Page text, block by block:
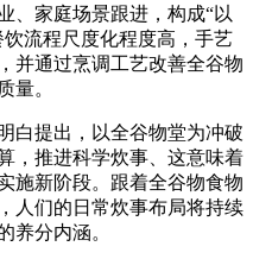
、家庭场景跟进，构成“以
流程尺度化程度高，手艺
并通过烹调工艺改善全谷物
量。
提出，以全谷物堂为冲破
，推进科学炊事、这意味着
施新阶段。跟着全谷物食物
人们的日常炊事布局将持续
养分内涵。